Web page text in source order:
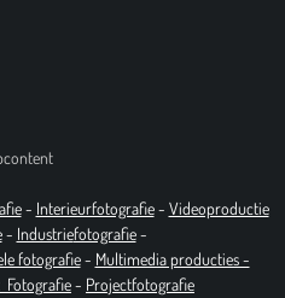
- Interieurfotografie- Videoproductie
- Industriefotografie-
fotografie- Multimedia producties -
Fotografie- Projectfotografie